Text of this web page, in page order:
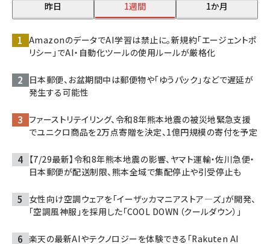
昨日 1週間 1か月
AmazonのデータでAI学習は禁止に。新規約「エージェントポ
リシー」でAI・自動化ツールの使用ルールが厳格化
日本郵便、お盆期間中は郵便物や「ゆうパック」などで遅延が
発生する可能性
ファーストリテイリング、令和8年熊本地震の被災地緊急支援
でユニクロ商品を2万点寄贈を決定、1億円規模の寄付を予定
【7/29最新】令和8年熊本地震の影響、ヤマト運輸・佐川急便・
日本郵便が配送制限、熊本全域で集配停止や引受停止も
女性向け空調ウェアを「イーザッカマニアストア―ズ」が開発、
「空調風神服」を採用した「COOL DOWN（クールダウン）」
楽天の最新AIやテクノロジーを体験できる「Rakuten AI